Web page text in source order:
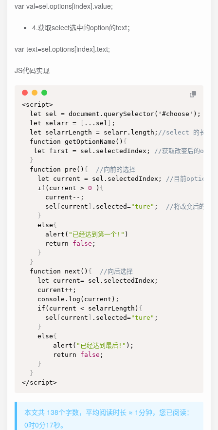
var val=sel.options[index].value;
4.获取select选中的option的text；
var text=sel.options[index].text;
JS代码实现
<script>
  let sel = document.querySelector('#choose');
  let selarr =
...sel
;
  let selarrLength = selarr.length;
//select 的长度；
  function getOptionName()
{
   let first = sel.selectedIndex;
//获取改变后的
}
  function pre()
{
//向前的选择
    let current = sel.selectedIndex;
//目前option的
    if(current >
0 ) {
      current--;
      sel
current .selected="ture" ; //将改变后的
}
    else
{
      alert(
"已经达到第一个!" )
      return
false ;
}
}
  function next()
{
//向后选择
    let current= sel.selectedIndex;
    current++;
    console.log(current);
    if(current < selarrLength)
{
      sel
current .selected="ture" ;
}
    else
{
        alert(
"已经达到最后!" );
        return
false ;
}
}
</script>
本文共 138个字数，平均阅读时长 ≈ 1分钟，您已阅读：
0时0分17秒。